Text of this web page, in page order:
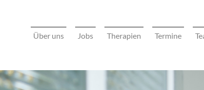
Über uns Jobs Therapien Termine